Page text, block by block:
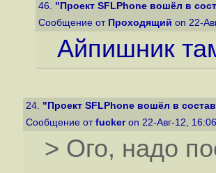
46. "Проект SFLPhone вошёл в
Сообщение от Проходящий on 22-
Айпишник
24. "Проект SFLPhone вошёл в
Сообщение от fuckeron 22-Авг-12, 16:06
> Ого, надо